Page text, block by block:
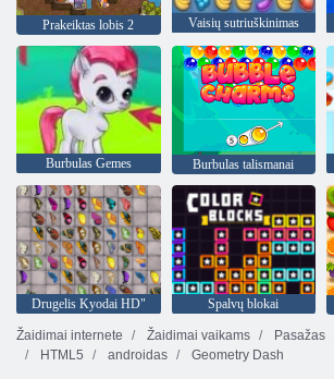
Prakeiktas lobis 2 Vaisių sutriuškinimas
Burbulas Gemes Burbulas talismanai
Drugelis Kyodai HD" Spalvų blokai
Žaidimai internete
Žaidimai vaikams Pasažas
HTML5
androidas Geometry Dash